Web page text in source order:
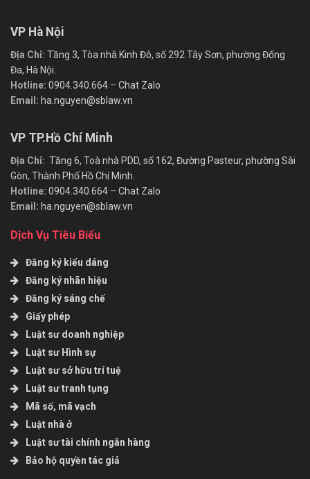
VP Hà Nội
Địa Chỉ: Tầng 3, Tòa nhà Kinh Đô, số 292 Tây Sơn, phường Đống
Đa, Hà Nội.
Hotline: 0904.340.664 – Chat Zalo
Email: ha.nguyen@sblaw.vn
VP TP.Hồ Chí Minh
Địa Chỉ: Tầng 6, Toà nhà PDD, số 162, Đường Pasteur, phường Sài
Gòn, Thành Phố Hồ Chí Minh.
Hotline: 0904.340.664 – Chat Zalo
Email: ha.nguyen@sblaw.vn
Dịch Vụ Tiêu Biểu
Đăng ký kiểu dáng
Đăng ký nhãn hiệu
Đăng ký sáng chế
Giấy phép
Luật sư doanh nghiệp
Luật sư Hình sự
Luật sư sở hữu trí tuệ
Luật sư tranh tụng
Mã số, mã vạch
Luật nhà ở
Luật sư tài chính ngân hàng
Bảo hộ quyền tác giả